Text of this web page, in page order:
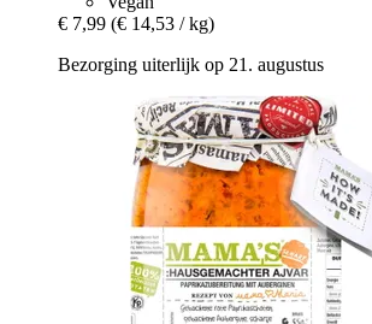
€ 7,99 (€ 14,53 / kg)
Bezorging uiterlijk op 21. augustus